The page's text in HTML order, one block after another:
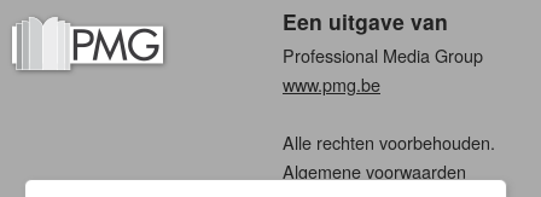
Een uitgave van
Professional Media Group
www.pmg.be
Alle rechten voorbehouden.
Algemene voorwaarden